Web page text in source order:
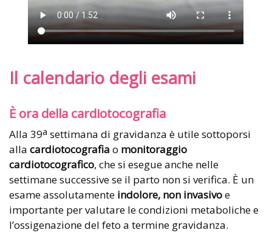
Il calendario degli esami
È ora della cardiotocografia
Alla 39a settimana di gravidanza è utile sottoporsi
alla cardiotocografia o monitoraggio
cardiotocografico, che si esegue anche nelle
settimane successive se il parto non si verifica. È un
esame assolutamente indolore, non invasivoe
importante per valutare le condizioni metaboliche e
l’ossigenazione del feto a termine gravidanza.